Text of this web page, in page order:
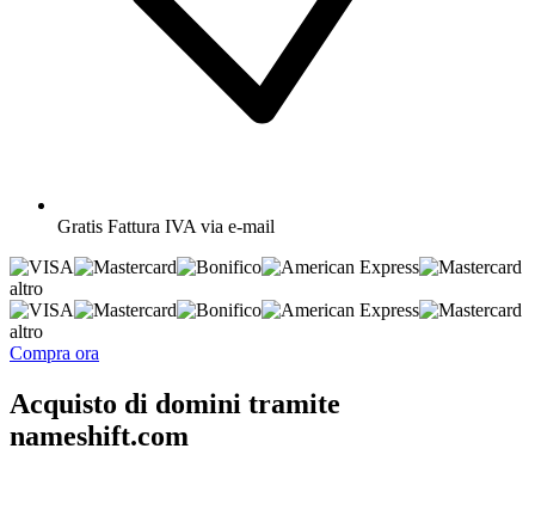
Gratis Fattura IVA via e-mail
altro
altro
Compra ora
Acquisto di domini tramite
nameshift.com